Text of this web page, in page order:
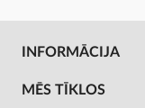
INFORMĀCIJA
MĒS TĪKLOS